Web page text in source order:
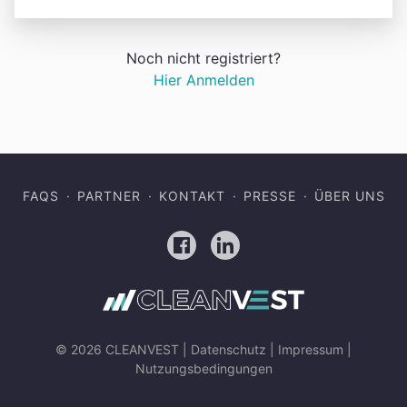
Noch nicht registriert?
Hier Anmelden
FAQS PARTNER KONTAKT PRESSE ÜBER UNS
FacebookLinkedIn
© 2026 CLEANVEST | Datenschutz Impressum
Nutzungsbedingungen